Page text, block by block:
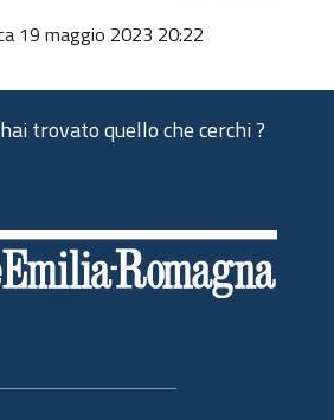
19 maggio 2023 20:22
trovato quello che cerchi ?